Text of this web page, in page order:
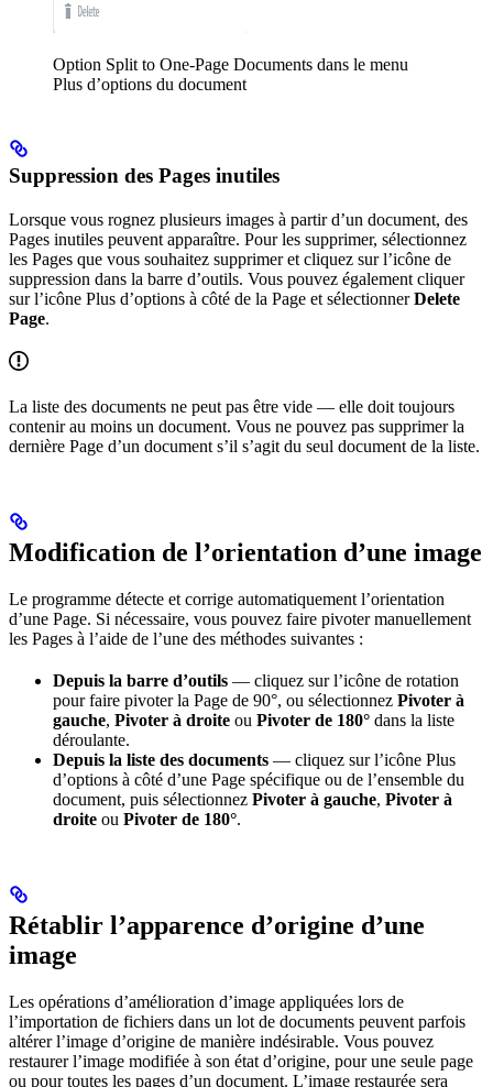
Option Split to One-Page Documents dans le menu
Plus d’options du document
Suppression des Pages inutiles
Lorsque vous rognez plusieurs images à partir d’un document, des
Pages inutiles peuvent apparaître. Pour les supprimer, sélectionnez
les Pages que vous souhaitez supprimer et cliquez sur l’icône de
suppression dans la barre d’outils. Vous pouvez également cliquer
sur l’icône Plus d’options à côté de la Page et sélectionnerDelete
Page.
La liste des documents ne peut pas être vide — elle doit toujours
contenir au moins un document. Vous ne pouvez pas supprimer la
dernière Page d’un document s’il s’agit du seul document de la liste.
Modification de l’orientation d’une image
Le programme détecte et corrige automatiquement l’orientation
d’une Page. Si nécessaire, vous pouvez faire pivoter manuellement
les Pages à l’aide de l’une des méthodes suivantes :
Depuis la barre d’outils — cliquez sur l’icône de rotation
pour faire pivoter la Page de 90°, ou sélectionnez Pivoter à
gauche, Pivoter à droite ou Pivoter de 180° dans la liste
déroulante.
Depuis la liste des documents — cliquez sur l’icône Plus
d’options à côté d’une Page spécifique ou de l’ensemble du
document, puis sélectionnez Pivoter à gauche, Pivoter à
droite ou Pivoter de 180°.
Rétablir l’apparence d’origine d’une
image
Les opérations d’amélioration d’image appliquées lors de
l’importation de fichiers dans un lot de documents peuvent parfois
altérer l’image d’origine de manière indésirable. Vous pouvez
restaurer l’image modifiée à son état d’origine, pour une seule page
ou pour toutes les pages d’un document. L’image restaurée sera